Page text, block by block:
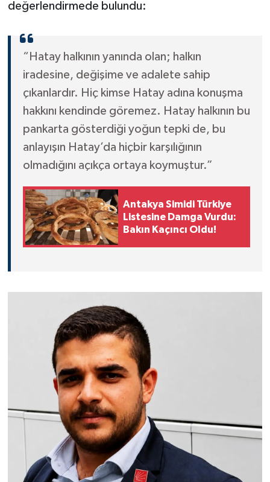
değerlendirmede bulundu:
“Hatay halkının yanında olan; halkın
iradesine, değişime ve adalete sahip
çıkanlardır. Hiç kimse Hatay adına konuşma
hakkını kendinde göremez. Hatay halkının bu
pankarta gösterdiği yoğun tepki de, bu
anlayışın Hatay’da hiçbir karşılığının
olmadığını açıkça ortaya koymuştur.”
Antakya Simidi Türkiye
Listesine Damga Vurdu:
Bakın Kaçıncı Oldu!